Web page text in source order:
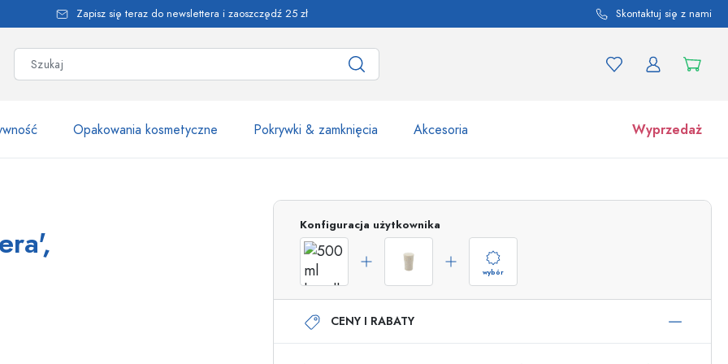
Zapisz się teraz do newslettera i zaoszczędź 25 zł Skontaktuj się z nami
Opakowania kosmetyczne Pokrywki & zamknięcia Akcesoria Wyprzedaż
Dozowniki airless
Butelki roll-on
Słoiki
Odkryj teraz
Kupuj teraz
Konfiguracja użytkownika
wybór
CENY I RABATY